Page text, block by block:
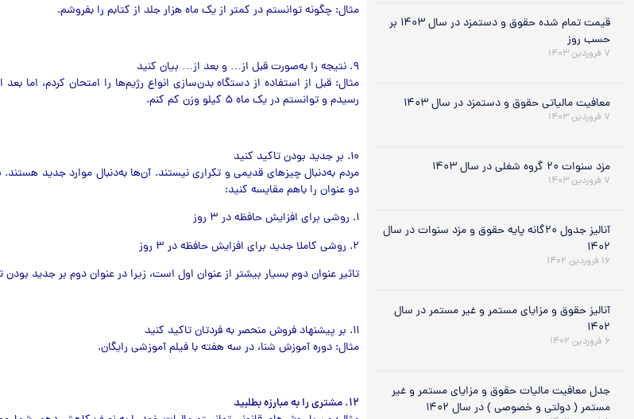
قیمت تمام شده حقوق و دستمزد در سال ۱۴۰۳ بر
حسب روز
۷ فروردین ۱۴۰۳
معافیت مالیاتی حقوق و دستمزد در سال ۱۴۰۳
۷ فروردین ۱۴۰۳
مزد سنوات ۲۰ گروه شغلی در سال ۱۴۰۳
۷ فروردین ۱۴۰۳
آنالیز جدول ۲۰گانه پایه حقوق و مزد سنوات در سال
۱۴۰۲
۱۶ فروردین ۱۴۰۲
آنالیز حقوق و مزایای مستمر و غیر مستمر در سال
۱۴۰۲
۶ فروردین ۱۴۰۲
جدل معافیت مالیات حقوق و مزایای مستمر و غیر
مستمر ( دولتی و خصوصی ) در سال ۱۴۰۲
مثال: چگونه توانستم در کمتر از یک ماه هزار جلد از کتابم را بفروشم.
۹. نتیجه را به‌صورت قبل از… و بعد از… بیان کنید
مثال: قبل از استفاده از دستگاه بدن‌سازی انواع رژیم‌ها را امتحان کردم، اما
رسیدم و توانستم در یک ماه ۵ کیلو وزن کم کنم.
۱۰. بر جدید بودن تاکید کنید
مردم به‌دنبال چیزهای قدیمی و تکراری نیستند. آن‌ها به‌دنبال موارد جدید
دو عنوان را باهم مقایسه کنید:
۱. روشی برای افزایش حافظه در ۳ روز
۲. روشی کاملا جدید برای افزایش حافظه در ۳ روز
تاثیر عنوان دوم بسیار بیشتر از عنوان اول است، زیرا در عنوان دوم بر جدید
۱۱. بر پیشنهاد فروش منحصر به فردتان تاکید کنید
مثال: دوره آموزش شنا، در سه هفته با فیلم آموزشی رایگان.
۱۲. مشتری را به مبارزه بطلبید